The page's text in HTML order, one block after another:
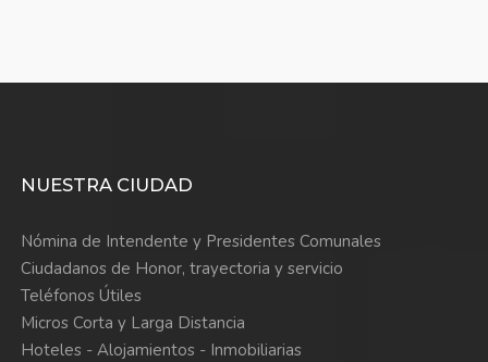
NUESTRA CIUDAD
Nómina de Intendente y Presidentes Comunales
Ciudadanos de Honor, trayectoria y servicio
Teléfonos Útiles
Micros Corta y Larga Distancia
Hoteles - Alojamientos - Inmobiliarias